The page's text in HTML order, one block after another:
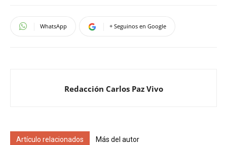
WhatsApp + Seguinos en Google
Redacción Carlos Paz Vivo
Artículo relacionados Más del autor